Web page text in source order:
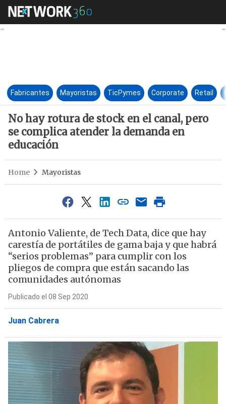
No hay rotura de stock en el
Fabricantes Mayoristas TicPymes Corporate Retail
No hay rotura de stock en el canal, pero
se complica atender la demanda en
educación
Home Mayoristas
Antonio Valiente, de Tech Data, dice que hay
carestía de portátiles de gama baja y que habrá
“serios problemas” para cumplir con los
pliegos de compra que están sacando las
comunidades autónomas
Publicado el 08 Sep 2020
Juan Cabrera